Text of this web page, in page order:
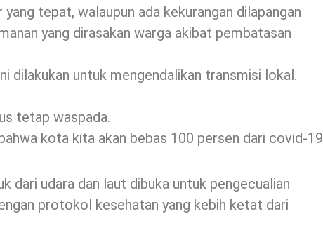
tepat, walaupun ada kekurangan dilapangan
yang dirasakan warga akibat pembatasan
dilakukan untuk mengendalikan transmisi lokal.
tetap waspada.
kota kita akan bebas 100 persen dari covid-19
dari udara dan laut dibuka untuk pengecualian
protokol kesehatan yang kebih ketat dari